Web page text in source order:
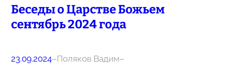
Беседы о Царстве Божьем
сентябрь 2024 года
23.09.2024–Поляков Вадим–